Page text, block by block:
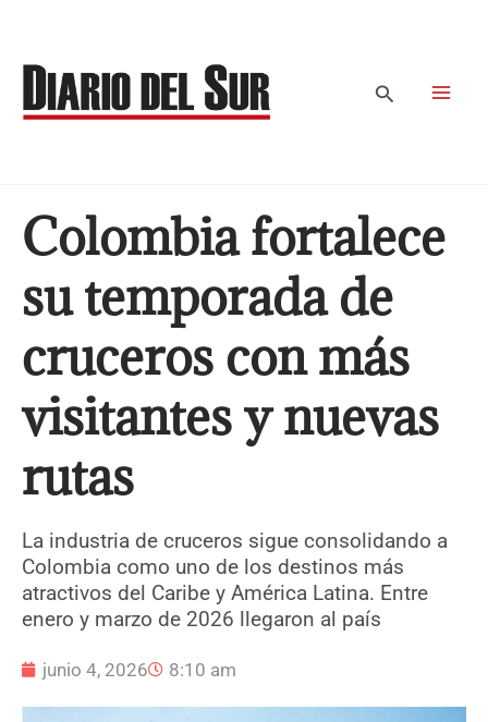
contenido
Buscar
Colombia fortalece
su temporada de
cruceros con más
visitantes y nuevas
rutas
La industria de cruceros sigue consolidando a
Colombia como uno de los destinos más
atractivos del Caribe y América Latina. Entre
enero y marzo de 2026 llegaron al país
junio 4, 2026 8:10 am